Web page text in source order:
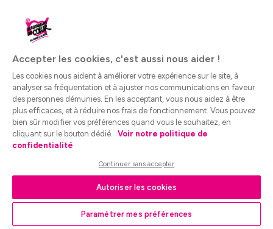
Accepter les cookies, c'est aussi nous aider !
Les cookies nous aident à améliorer votre expérience sur le site, à
analyser sa fréquentation et à ajuster nos communications en faveur
des personnes démunies. En les acceptant, vous nous aidez à être
plus efficaces, et à réduire nos frais de fonctionnement. Vous pouvez
bien sûr modifier vos préférences quand vous le souhaitez, en
cliquant sur le bouton dédié. Voir notre politique de
confidentialité
Continuer sans accepter
Autoriser les cookies
Paramétrer mes préférences